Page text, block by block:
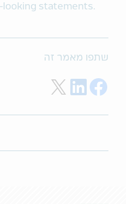
looking statements.
שתפו מאמר זה
Share on Facebook
on LinkedIn